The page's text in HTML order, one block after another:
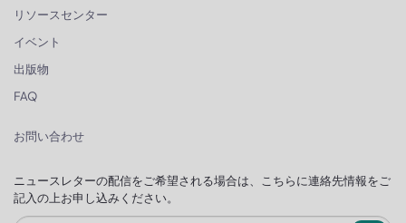
リソースセンター
イベント
出版物
FAQ
お問い合わせ
ニュースレターの配信をご希望される場合は、こちらに連絡先情報をご
記入の上お申し込みください。